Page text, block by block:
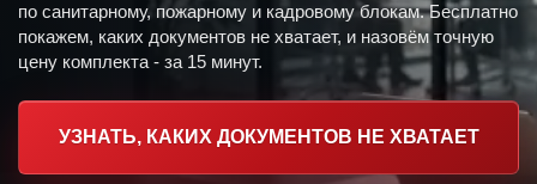
по санитарному, пожарному и кадровому блокам. Бесплатно
покажем, каких документов не хватает, и назовём точную
цену комплекта - за 15 минут.
УЗНАТЬ, КАКИХ ДОКУМЕНТОВ НЕ ХВАТАЕТ